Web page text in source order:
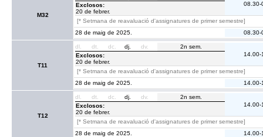
M32
Exclosos:
20 de febrer.
08.30-
[* Setmana de reavaluació d'assignatures de primer semestre]
28 de maig de 2025.
08.30-
T11
dl. dt. dc. dj. dv.
2n sem.
Exclosos:
20 de febrer.
14.00-
[* Setmana de reavaluació d'assignatures de primer semestre]
28 de maig de 2025.
14.00-
T12
dl. dt. dc. dj. dv.
2n sem.
Exclosos:
20 de febrer.
14.00-
[* Setmana de reavaluació d'assignatures de primer semestre]
28 de maig de 2025.
14.00-